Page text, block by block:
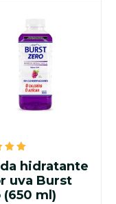
hidratante
uva Burst
(650 ml)